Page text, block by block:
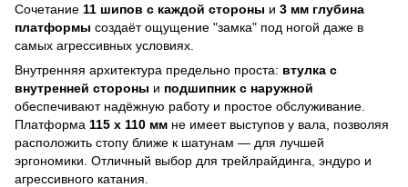
Сочетание 11 шипов с каждой стороны и 3 мм глубина
платформы создаёт ощущение "замка" под ногой даже в
самых агрессивных условиях.
Внутренняя архитектура предельно проста: втулка с
внутренней стороны и подшипник с наружной
обеспечивают надёжную работу и простое обслуживание.
Платформа 115 x 110 мм не имеет выступов у вала, позволяя
расположить стопу ближе к шатунам — для лучшей
эргономики. Отличный выбор для трейлрайдинга эндуро и
агрессивного катания.